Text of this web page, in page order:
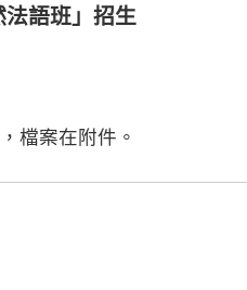
法語班」招生
檔案在附件。